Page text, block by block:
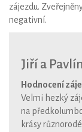
zájezdu.
negativní.
Jiří a
Hodnocení
Velmi hezký
na
krásy